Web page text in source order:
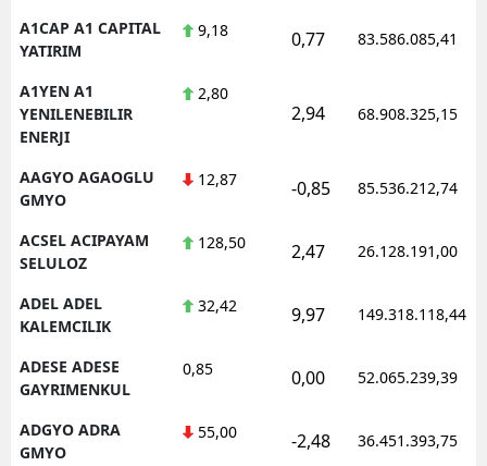
A1CAP A1 CAPITAL
YATIRIM
9,18 0,77 83.586.085,41
A1YEN A1
YENILENEBILIR
ENERJI
2,80
2,94 68.908.325,15
AAGYO AGAOGLU
GMYO
12,87 -0,85 85.536.212,74
ACSEL ACIPAYAM
SELULOZ
128,50 2,47 26.128.191,00
ADEL ADEL
KALEMCILIK
32,42 9,97 149.318.118,44
ADESE ADESE
GAYRIMENKUL
0,85 0,00 52.065.239,39
ADGYO ADRA
GMYO
55,00 -2,48 36.451.393,75